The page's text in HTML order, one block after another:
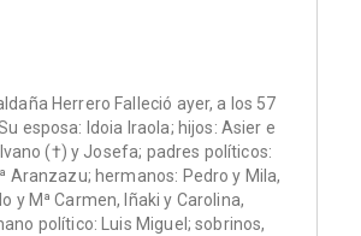
Herrero Falleció ayer, a los 57
esposa: Idoia Iraola; hijos: Asier e
(†) y Josefa; padres políticos:
Aranzazu; hermanos: Pedro y Mila,
y Mª Carmen, Iñaki y Carolina,
político: Luis Miguel; sobrinos,